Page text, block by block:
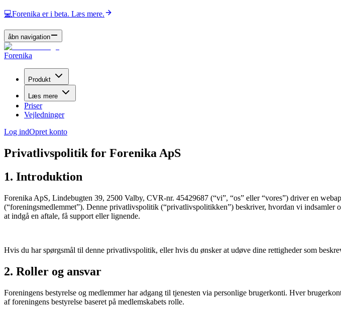
💻Forenika er i beta. Læs mere.
åbn navigation
Forenika
Produkt
Læs mere
Priser
Vejledninger
Log indOpret konto
Privatlivspolitik for Forenika ApS
1. Introduktion
Forenika ApS, Lindebugten 39, 2500 Valby, CVR-nr. 45429687 (“vi”, “os” eller “vores”) driver en
(“foreningsmedlemmet”). Denne privatlivspolitik (“privatlivspolitikken”) beskriver, hvordan vi
at indgå en aftale, få support eller lignende.
Hvis du har spørgsmål til denne privatlivspolitik, eller hvis du ønsker at udøve dine rettigheder som
2. Roller og ansvar
Foreningens bestyrelse og medlemmer har adgang til tjenesten via personlige brugerkonti. Hver
af foreningens bestyrelse baseret på medlemskabets rolle.